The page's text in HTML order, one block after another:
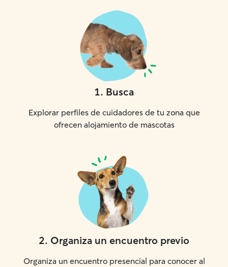
1. Busca
Explorar perfiles de cuidadores de tu zona que
ofrecen alojamiento de mascotas
2. Organiza un encuentro previo
Organiza un encuentro presencial para conocer al